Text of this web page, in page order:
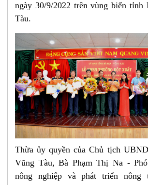
ngày 30/9/2022 trên vùng biển tỉnh
Tàu.
Thừa ủy quyền của Chủ tịch
Vũng Tàu, Bà Phạm Thị Na -
nông nghiệp và phát triển nông